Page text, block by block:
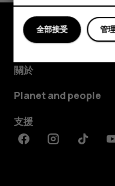
探索
關於
Planet and people
支援
FacebookInstagramTiktok
管
全部接受